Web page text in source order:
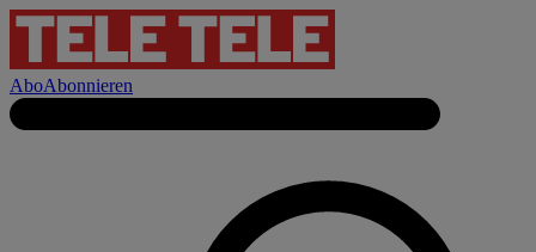
AboAbonnieren